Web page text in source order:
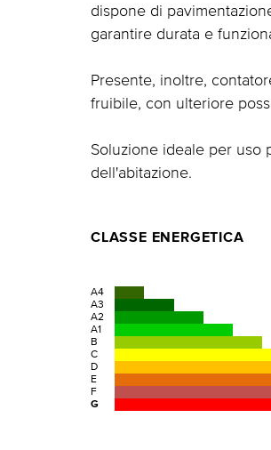
dispone di
garantire durata e
Presente, inoltre,
fruibile, con ulteriore
Soluzione ideale per uso
dell'abitazione.
CLASSE ENERGETICA
A4
A3
A2
A1
B
C
D
E
F
G